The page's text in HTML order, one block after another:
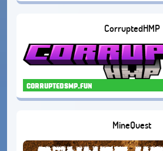
CorruptedHMP
corruptedsmp.fun
MineQuest